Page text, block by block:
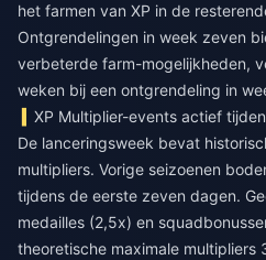
het farmen van XP in de
Ontgrendelingen in week zeven
verbeterde farm-mogelijkheden,
weken bij een ontgrendeling in
XP Multiplier-events actief
De lanceringsweek bevat
multipliers. Vorige seizoenen
tijdens de eerste zeven dagen.
medailles (2,5x) en
theoretische maximale multipliers